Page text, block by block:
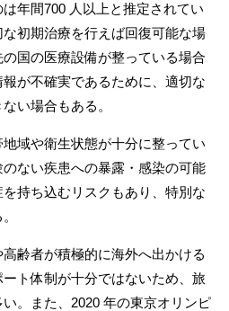
年間700 人以上と推定されてい
初期治療を行えば回復可能な場
国の医療設備が整っている場合
が不確実であるために、適切な
い場合もある。
域や衛生状態が十分に整ってい
ない疾患への暴露・感染の可能
持ち込むリスクもあり、特別な
齢者が積極的に海外へ出かける
ト体制が十分ではないため、旅
。また、2020 年の東京オリンピ